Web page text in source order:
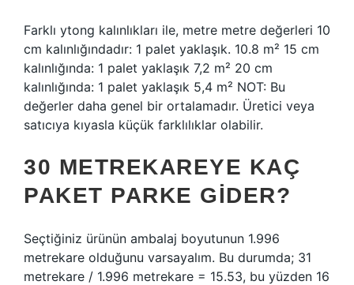
Farklı ytong kalınlıkları ile, metre metre değerleri 10
cm kalınlığındadır: 1 palet yaklaşık. 10.8 m² 15 cm
kalınlığında: 1 palet yaklaşık 7,2 m² 20 cm
kalınlığında: 1 palet yaklaşık 5,4 m² NOT: Bu
değerler daha genel bir ortalamadır. Üretici veya
satıcıya kıyasla küçük farklılıklar olabilir.
30 METREKAREYE KAÇ
PAKET PARKE GIDER?
Seçtiğiniz ürünün ambalaj boyutunun 1.996
metrekare olduğunu varsayalım. Bu durumda; 31
metrekare / 1.996 metrekare = 15.53, bu yüzden 16